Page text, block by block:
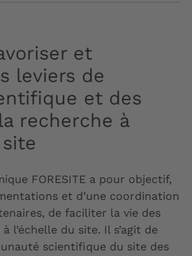
et
leviers de
et des
recherche à
FORESITE a pour objectif,
et d’une coordination
de faciliter la vie des
l’échelle du site. Il s’agit de
scientifique du site des